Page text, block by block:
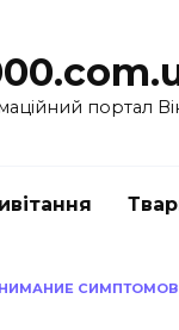
портал
СИМПТОМОВ